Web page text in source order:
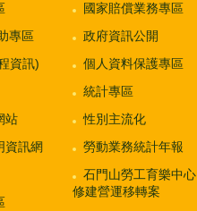
專區
資訊)
站
資訊網
國家賠償業務專區
政府資訊公開
個人資料保護專區
統計專區
性別主流化
勞動業務統計年報
石門山勞工育樂中心
修建營運移轉案